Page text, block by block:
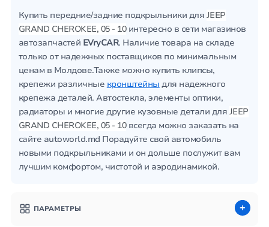
Купить передние/задние подкрыльники для JEEP
GRAND CHEROKEE, 05 - 10интересно в сети магазинов
автозапчастей EVryCAR. Наличие товара на складе
только от надежных поставщиков по минимальным
ценам в Молдове.Также можно купить клипсы,
крепежи различные кронштейны для надежного
крепежа деталей. Автостекла, элементы оптики,
радиаторы и многие другие кузовные детали для JEEP
GRAND CHEROKEE, 05 - 10всегда можно заказать на
сайте autoworld.md Порадуйте свой автомобиль
новыми подкрыльниками и он дольше послужит вам
лучшим комфортом, чистотой и аэродинамикой.
ПАРАМЕТРЫ